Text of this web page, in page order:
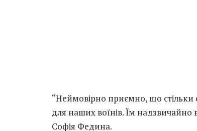
“Неймовірно приємно, що стільки
для наших воїнів. Їм надзвичайно
Софія Федина.